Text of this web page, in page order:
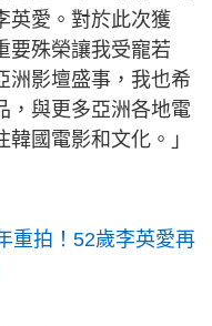
英愛。對於此次獲
要殊榮讓我受寵若
洲影壇盛事，我也希
，與更多亞洲各地電
國電影和文化。」
重拍！52歲李英愛再